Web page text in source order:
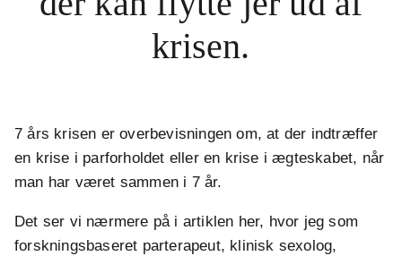
krisen.
7 års krisen er overbevisningen om, at der indtræffer
en krise i parforholdet eller en krise i ægteskabet, når
man har været sammen i 7 år.
Det ser vi nærmere på i artiklen her, hvor jeg som
forskningsbaseret parterapeut, klinisk sexolog,